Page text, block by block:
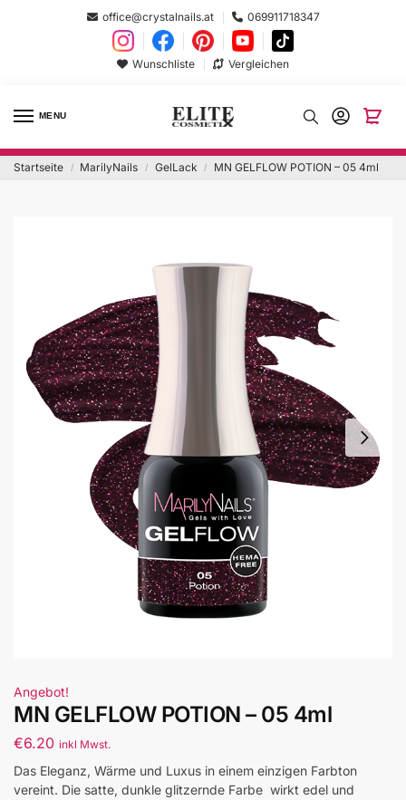
office@crystalnails.at 069911718347
Wunschliste Vergleichen
MENU
Startseite / MarilyNails / GelLack / MN GELFLOW POTION – 05 4ml
Angebot!
MN GELFLOW POTION – 05 4ml
€6.20 inkl Mwst.
Das Eleganz, Wärme und Luxus in einem einzigen Farbton
vereint. Die satte, dunkle glitzernde Farbe wirkt edel und